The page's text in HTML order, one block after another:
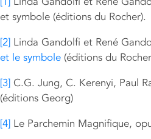
et symbole (éditions du Rocher).
[2] Linda Gandolfi et René
et le symbole (éditions du
[3] C.G. Jung, C. Kerenyi, Paul
(éditions Georg)
[4] Le Parchemin Magnifique,